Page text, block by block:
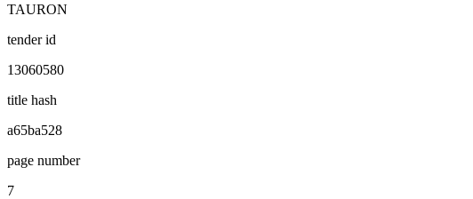
TAURON
tender id
13060580
title hash
a65ba528
page number
7